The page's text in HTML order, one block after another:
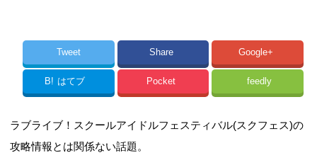
Tweet Share Google+
B! はてブ Pocket feedly
ラブライブ！スクールアイドルフェスティバル(スクフェス)の
攻略情報とは関係ない話題。